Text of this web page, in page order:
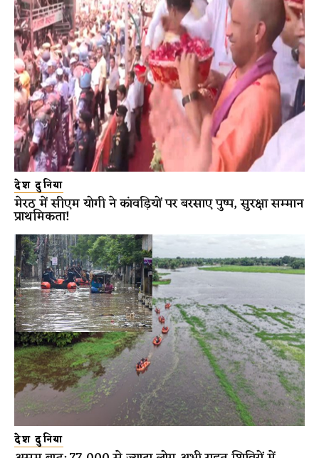
देश दुनिया
मेरठ में सीएम योगी ने कांवड़ियों पर बरसाए पुष्प, सुरक्षा सम्मान
प्राथमिकता!
देश दुनिया